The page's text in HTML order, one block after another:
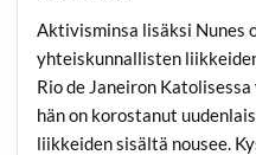
Aktivisminsa lisäksi Nunes
yhteiskunnallisten
Rio de Janeiron
hän on korostanut
liikkeiden sisältä nousee.